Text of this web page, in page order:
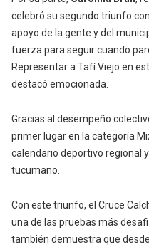
celebró su segundo triunfo
apoyo de la gente y del
fuerza para seguir cuando
Representar a Tafí Viejo en
destacó emocionada.
Gracias al desempeño
primer lugar en la categoría
calendario deportivo regional
tucumano.
Con este triunfo, el Cruce
una de las pruebas más
también demuestra que